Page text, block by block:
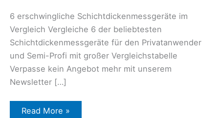
6 erschwingliche Schichtdickenmessgeräte im
Vergleich Vergleiche 6 der beliebtesten
Schichtdickenmessgeräte für den Privatanwender
und Semi-Profi mit großer Vergleichstabelle
Verpasse kein Angebot mehr mit unserem
Newsletter […]
Read More »